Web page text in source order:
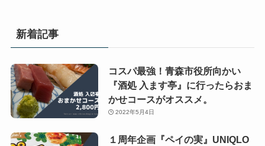
新着記事
コスパ最強！青森市役所向かい
『酒処 入ます亭』に行ったらおま
かせコースがオススメ。
2022年5月4日
１周年企画『ペイの実』UNIQLO